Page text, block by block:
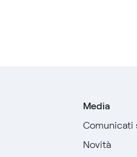
Media
Comunicati
Novità